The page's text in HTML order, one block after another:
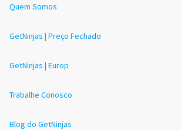
Quem Somos
GetNinjas | Preço Fechado
GetNinjas | Europ
Trabalhe Conosco
Blog do GetNinjas